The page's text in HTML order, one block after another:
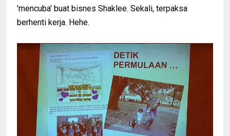
'mencuba' buat bisnes Shaklee. Sekali, terpaksa
berhenti kerja. Hehe.